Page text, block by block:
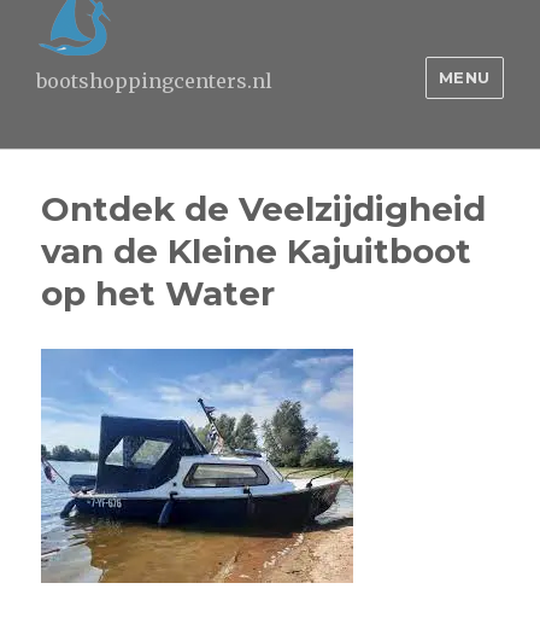
bootshoppingcenters.nl MENU
Ontdek de Veelzijdigheid
van de Kleine Kajuitboot
op het Water